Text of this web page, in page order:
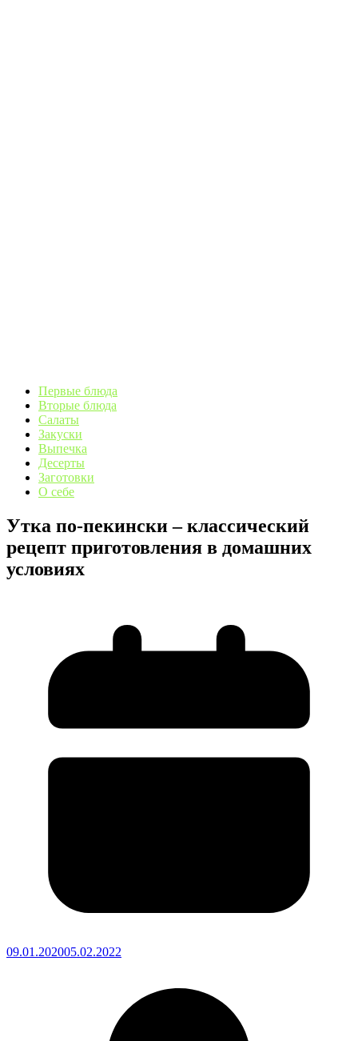
Первые блюда
Вторые блюда
Салаты
Закуски
Выпечка
Десерты
Заготовки
О себе
Утка по-пекински – классический
рецепт приготовления в домашних
условиях
09.01.202005.02.2022